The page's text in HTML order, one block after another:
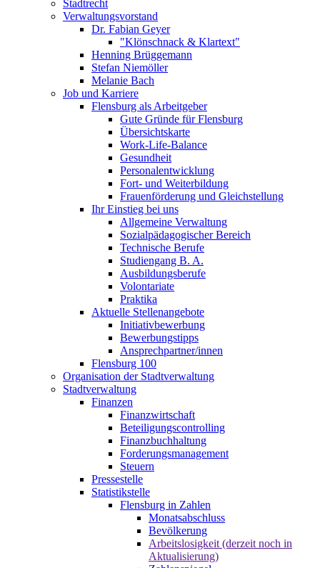
Stadtrecht
Verwaltungsvorstand
Dr. Fabian Geyer
"Klönschnack & Klartext"
Henning Brüggemann
Stefan Niemöller
Melanie Bach
Job und Karriere
Flensburg als Arbeitgeber
Gute Gründe für Flensburg
Übersichtskarte
Work-Life-Balance
Gesundheit
Personalentwicklung
Fort- und Weiterbildung
Frauenförderung und Gleichstellung
Ihr Einstieg bei uns
Allgemeine Verwaltung
Sozialpädagogischer Bereich
Technische Berufe
Studiengang B. A.
Ausbildungsberufe
Volontariate
Praktika
Aktuelle Stellenangebote
Initiativbewerbung
Bewerbungstipps
Ansprechpartner/innen
Flensburg 100
Organisation der Stadtverwaltung
Stadtverwaltung
Finanzen
Finanzwirtschaft
Beteiligungscontrolling
Finanzbuchhaltung
Forderungsmanagement
Steuern
Pressestelle
Statistikstelle
Flensburg in Zahlen
Monatsabschluss
Bevölkerung
Arbeitslosigkeit (derzeit noch in
Aktualisierung)